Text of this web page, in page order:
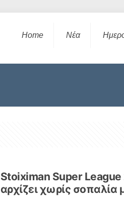
Home Νέα
Stoiximan Super
αρχίζει χωρίς σοπαλία